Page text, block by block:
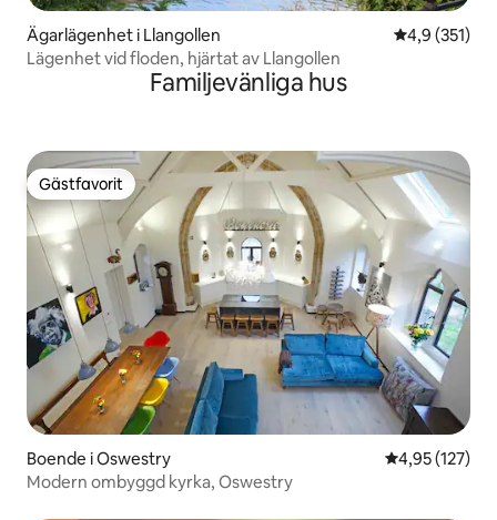
Ägarlägenhet i Llangollen 4,9 av 5 i
4,9 (351)
Lägenhet vid floden, hjärtat av Llangollen
Familjevänliga hus
Gästfavorit
Gästfavorit
Boende i Oswestry 4,95 av 5 i
4,95 (127)
Modern ombyggd kyrka, Oswestry